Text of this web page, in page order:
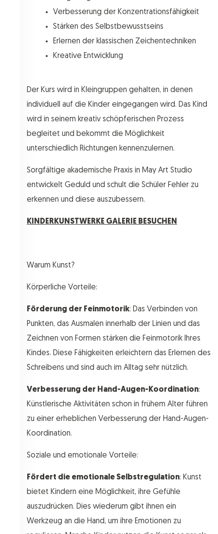
Verbesserung der Konzentrationsfähigkeit
Stärken des Selbstbewusstseins
Erlernen der klassischen Zeichentechniken
Kreative Entwicklung
Der Kurs wird in Kleingruppen gehalten, in denen
individuell auf die Kinder eingegangen wird. Das Kind
wird in seinem kreativ schöpferischen Prozess
begleitet und bekommt die Möglichkeit
unterschiedlich Richtungen kennenzulernen.
Sorgfältige akademische Praxis in May Art Studio
entwickelt Geduld und schult die Schüler Fehler zu
erkennen und diese auszubessern.
KINDERKUNSTWERKE GALERIE BESUCHEN
Warum Kunst?
Körperliche Vorteile:
Förderung der Feinmotorik: Das Verbinden von
Punkten, das Ausmalen innerhalb der Linien und das
Zeichnen von Formen stärken die Feinmotorik Ihres
Kindes. Diese Fähigkeiten erleichtern das Erlernen des
Schreibens und sind auch im Alltag sehr nützlich.
Verbesserung der Hand-Augen-Koordination:
Künstlerische Aktivitäten schon in frühem Alter führen
zu einer erheblichen Verbesserung der Hand-Augen-
Koordination.
Soziale und emotionale Vorteile:
Fördert die emotionale Selbstregulation: Kunst
bietet Kindern eine Möglichkeit, ihre Gefühle
auszudrücken. Dies wiederum gibt ihnen ein
Werkzeug an die Hand, um ihre Emotionen zu